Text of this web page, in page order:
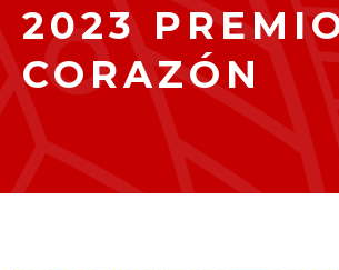
2023
CORAZÓN